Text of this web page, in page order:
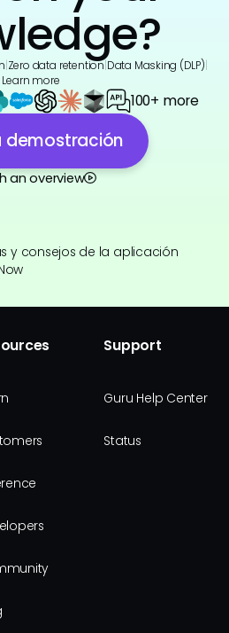
Zero data retention Data Masking (DLP)
Learn more
100+ more
demostración
an overview
y consejos de la aplicación
Support
Guru Help Center
Status